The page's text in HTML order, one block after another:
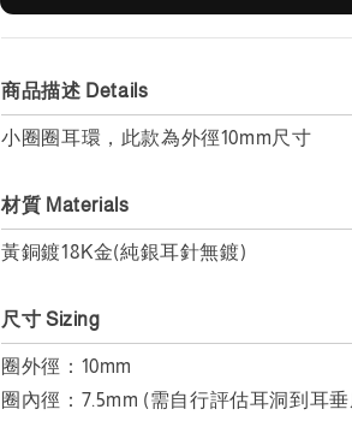
商品描述 Details
小圈圈耳環，此款為外徑10mm尺寸
材質 Materials
黃銅鍍18K金(純銀耳針無鍍)
尺寸 Sizing
圈外徑：10mm
圈內徑：7.5mm (需自行評估耳洞到耳